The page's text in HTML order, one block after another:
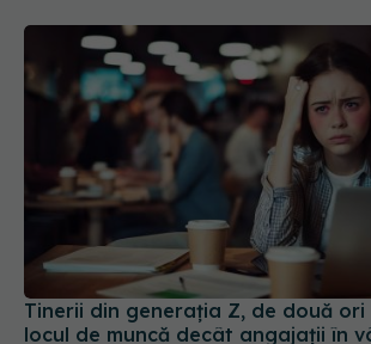
Tinerii din generaţia Z, de două ori
locul de muncă decât angajații în
24 feb 2026, 11:26